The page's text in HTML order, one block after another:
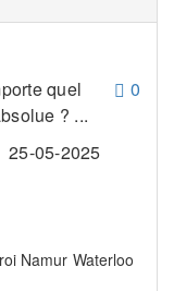
0
quel
? ...
25-05-2025